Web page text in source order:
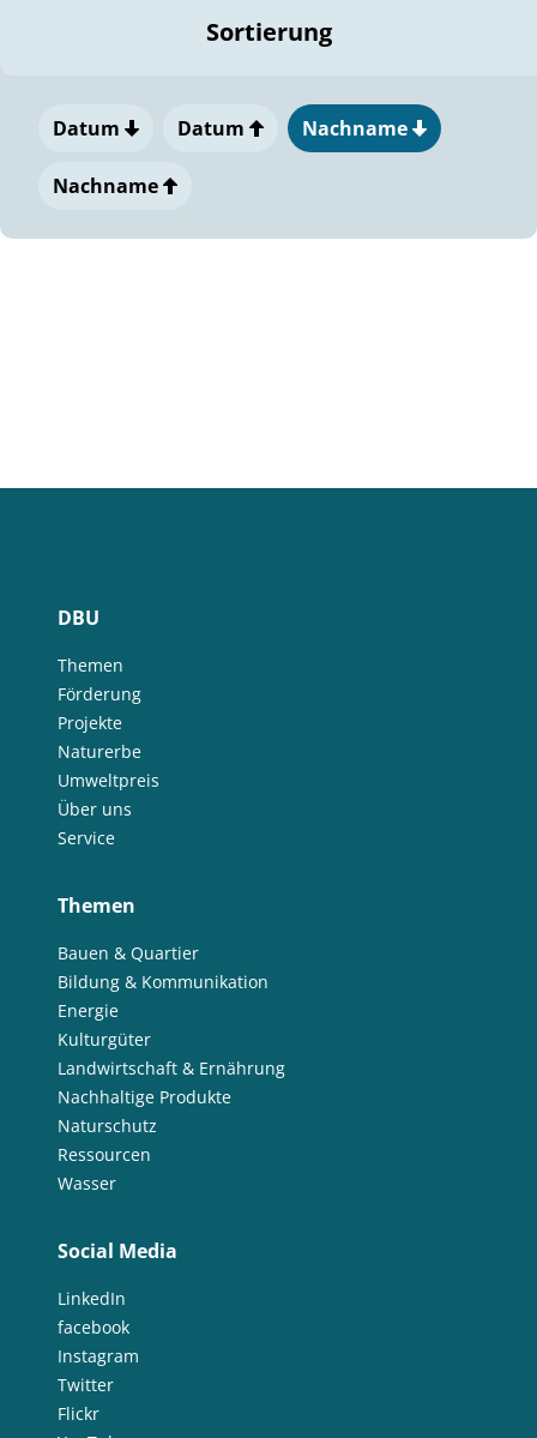
Sortierung
Datum Datum Nachname
Nachname
DBU
Themen
Förderung
Projekte
Naturerbe
Umweltpreis
Über uns
Service
Themen
Bauen & Quartier
Bildung & Kommunikation
Energie
Kulturgüter
Landwirtschaft & Ernährung
Nachhaltige Produkte
Naturschutz
Ressourcen
Wasser
Social Media
LinkedIn
facebook
Instagram
Twitter
Flickr